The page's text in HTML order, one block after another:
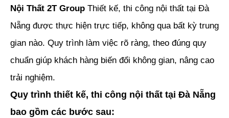
Nội Thất 2T Group Thiết kế, thi công nội thất tại Đà
Nẵng được thực hiện trực tiếp, không qua bất kỳ trung
gian nào. Quy trình làm việc rõ ràng, theo đúng quy
chuẩn giúp khách hàng biến đổi không gian, nâng cao
trải nghiệm.
Quy trình thiết kế, thi công nội thất tại Đà Nẵng
bao gồm các bước sau: